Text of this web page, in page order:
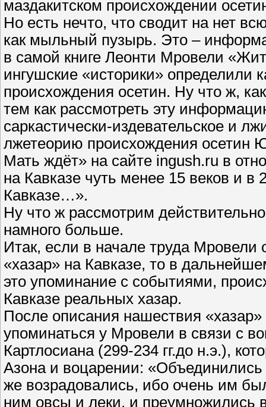
маздакитском происхождении
Но есть нечто, что сводит на нет
как мыльный пузырь. Это –
в самой книге Леонти Мровели
ингушские «историки» определили
происхождения осетин. Ну что ж,
тем как рассмотреть эту
саркастически-издевательское и
лжетеорию происхождения осетин
Мать ждёт» на сайте ingush.ru в
на Кавказе чуть менее 15 веков и в
Кавказе…».
Ну что ж рассмотрим
намного больше.
Итак, если в начале труда Мровели
«хазар» на Кавказе, то в
это упоминание с событиями,
Кавказе реальных хазар.
После описания нашествия
упоминаться у Мровели в связи с
Картлосиана (299-234 гг.до н.э.),
Азона и воцарении:
же возрадовались, ибо очень им
ним овсы и леки, и преумножились